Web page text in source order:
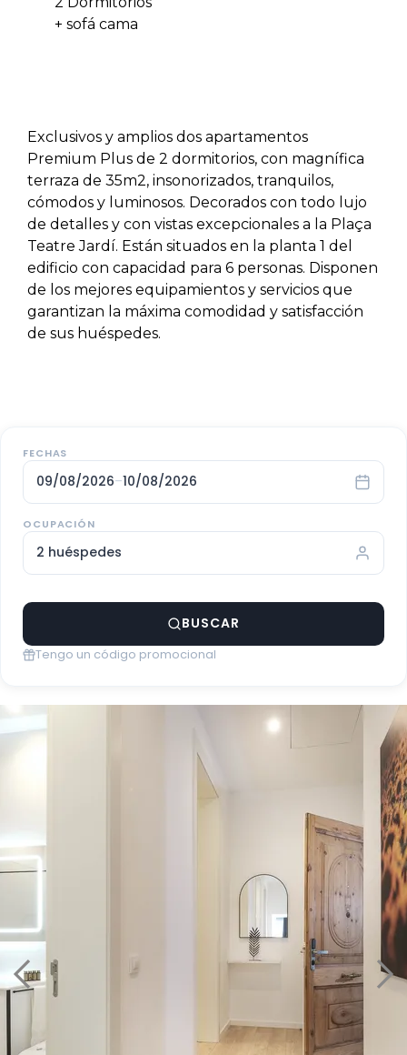
+ sofá cama
Exclusivos y amplios dos apartamentos
Premium Plus de 2 dormitorios, con magnífica
terraza de 35m2, insonorizados, tranquilos,
cómodos y luminosos. Decorados con todo lujo
de detalles y con vistas excepcionales a la Plaça
Teatre Jardí. Están situados en la planta 1 del
edificio con capacidad para 6 personas. Disponen
de los mejores equipamientos y servicios que
garantizan la máxima comodidad y satisfacción
de sus huéspedes.
FECHAS
09/08/2026–10/08/2026
OCUPACIÓN
2 huéspedes
BUSCAR
Tengo un código promocional